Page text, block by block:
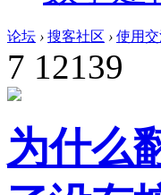
论坛 › 搜客社区 › 使用
7 12139
为什么